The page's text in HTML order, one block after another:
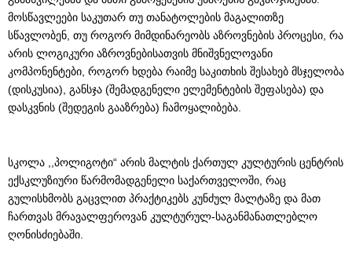
მოსწავლეები საკუთარ თუ თანატოლების მაგალითზე
სწავლობენ, თუ როგორ მიმდინარეობს აზროვნების პროცესი, რა
არის ლოგიკური აზროვნებისათვის მნიშვნელოვანი
კომპონენტები, როგორ ხდება რაიმე საკითხის შესახებ მსჯელობა
(დისკუსია), განსჯა (შემადგენელი ელემენტების შეფასება) და
დასკვნის (შედეგის გააზრება) ჩამოყალიბება.
სკოლა ,,პოლიგოტი“ არის მალტის ქართულ კულტურის ცენტრის
ექსკლუზიური წარმომადგენელი საქართველოში, რაც
გულისხმობს გაცვლით პრაქტიკებს კუნძულ მალტაზე და მათ
ჩართვას მრავალფეროვან კულტურულ-საგანმანათლებლო
ღონისძიებაში.